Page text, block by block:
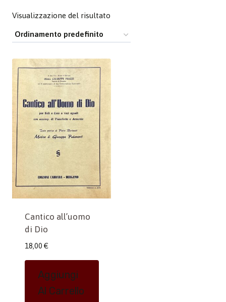
Visualizzazione del risultato
Cantico all’uomo
di Dio
18,00 €
Aggiungi
Al Carrello